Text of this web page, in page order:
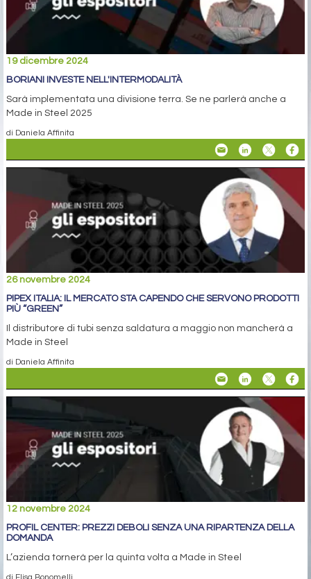
19 dicembre 2024
BORIANI INVESTE NELL'INTERMODALITÀ
Sarà implementata una divisione terra. Se ne parlerà anche a
Made in Steel 2025
di Daniela Affinita
26 novembre 2024
PIPEX ITALIA: IL MERCATO STA CAPENDO CHE SERVONO PRODOTTI
PIÙ “GREEN”
Il distributore di tubi senza saldatura a maggio non mancherà a
Made in Steel
di Daniela Affinita
12 novembre 2024
PROFIL CENTER: PREZZI DEBOLI SENZA UNA RIPARTENZA DELLA
DOMANDA
L’azienda tornerà per la quinta volta a Made in Steel
di Elisa Bonomelli